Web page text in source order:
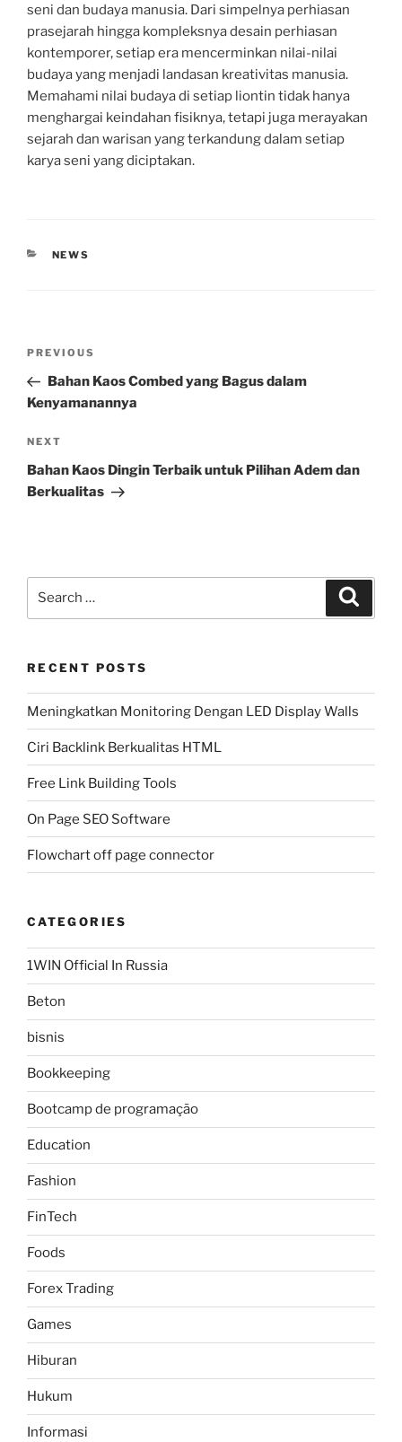
seni dan budaya manusia. Dari simpelnya perhiasan
prasejarah hingga kompleksnya desain perhiasan
kontemporer, setiap era mencerminkan nilai-nilai
budaya yang menjadi landasan kreativitas manusia.
Memahami nilai budaya di setiap liontin tidak hanya
menghargai keindahan fisiknya, tetapi juga merayakan
sejarah dan warisan yang terkandung dalam setiap
karya seni yang diciptakan.
CATEGORIES
NEWS
Previous
Post
PREVIOUS
Bahan Kaos Combed yang Bagus dalam
Kenyamanannya
Next
Post
NEXT
Bahan Kaos Dingin Terbaik untuk Pilihan Adem dan
Berkualitas
RECENT POSTS
Meningkatkan Monitoring Dengan LED Display Walls
Ciri Backlink Berkualitas HTML
Free Link Building Tools
On Page SEO Software
Flowchart off page connector
CATEGORIES
1WIN Official In Russia
Beton
bisnis
Bookkeeping
Bootcamp de programação
Education
Fashion
FinTech
Foods
Forex Trading
Games
Hiburan
Hukum
Informasi